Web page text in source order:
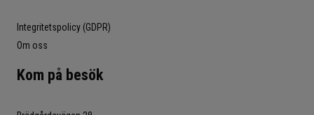
Integritetspolicy (GDPR)
Om oss
Kom på besök